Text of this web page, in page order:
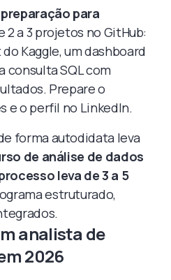
para
2 a 3 projetos no GitHub:
Kaggle, um dashboard
consulta SQL com
Prepare o
e o perfil no LinkedIn.
forma autodidata leva
de análise de dados
leva de 3 a 5
estruturado,
analista de
2026